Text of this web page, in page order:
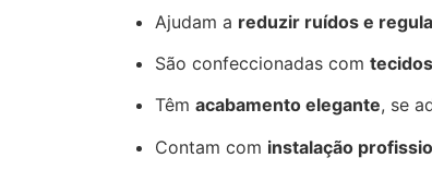
Ajudam a reduzir ruídos e
São confeccionadas com
Têm acabamento elegante, se
Contam com instalação